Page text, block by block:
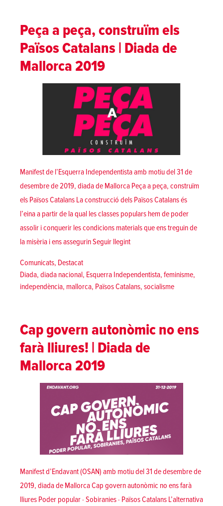
Peça a peça, construïm els
Països Catalans | Diada de
Mallorca 2019
Manifest de l’Esquerra Independentista amb motiu del 31 de
desembre de 2019, diada de Mallorca Peça a peça, construïm
els Països Catalans La construcció dels Països Catalans és
l’eina a partir de la qual les classes populars hem de poder
assolir i conquerir les condicions materials que ens treguin de
la misèria i ens assegurinSeguir llegint«Peça a peça, construïm els
Posted in
Comunicats, Destacat
Tags:
Diada, diada nacional, Esquerra Independentista, feminisme,
independència, mallorca, Països Catalans, socialisme
Cap govern autonòmic no ens
farà lliures! | Diada de
Mallorca 2019
Manifest d’Endavant (OSAN) amb motiu del 31 de desembre de
2019, diada de Mallorca Cap govern autonòmic no ens farà
lliures Poder popular · Sobiranies · Països Catalans L’alternativa